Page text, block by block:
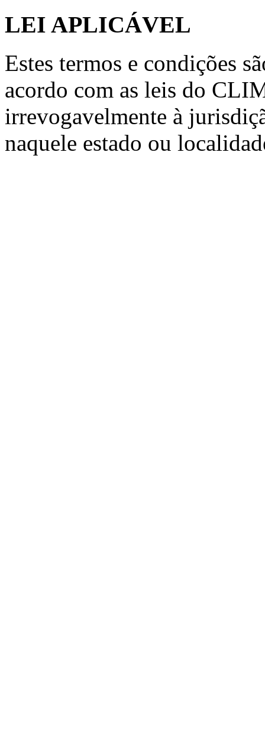
LEI APLICÁVEL
Estes termos e condições
acordo com as leis do
irrevogavelmente à
naquele estado ou